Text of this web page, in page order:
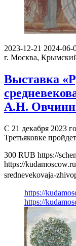
2023-12-21 2024-06-
г. Москва,
Выставка
А.Н.
С 21 декабря 2023
Третьяковке
300 RUB https://
https://
srednevekovaja-
https://
https://